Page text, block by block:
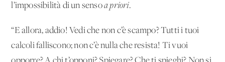
l’impossibilità di un sensoa priori.
“E allora, addio! Vedi che non c’è scampo? Tutti i tuoi
calcoli falliscono; non c’è nulla che resista! Ti vuoi